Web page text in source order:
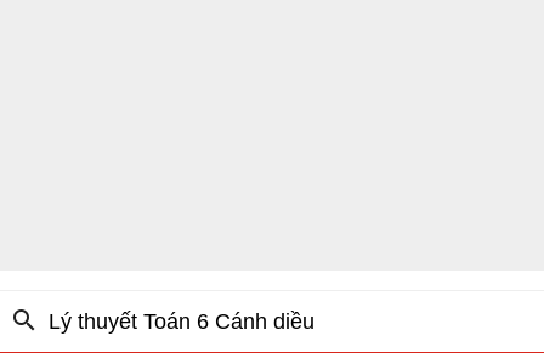
Lý thuyết Toán 6 Cánh diều